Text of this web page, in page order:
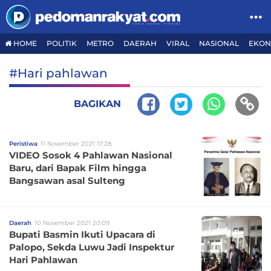
HOME POLITIK METRO DAERAH VIRAL NASIONAL
#Hari pahlawan
BAGIKAN
Peristiwa 11 November 2021 17:28
VIDEO Sosok 4 Pahlawan Nasional
Baru, dari Bapak Film hingga
Bangsawan asal Sulteng
Daerah 10 November 2021 20:09
Bupati Basmin Ikuti Upacara di
Palopo, Sekda Luwu Jadi Inspektur
Hari Pahlawan